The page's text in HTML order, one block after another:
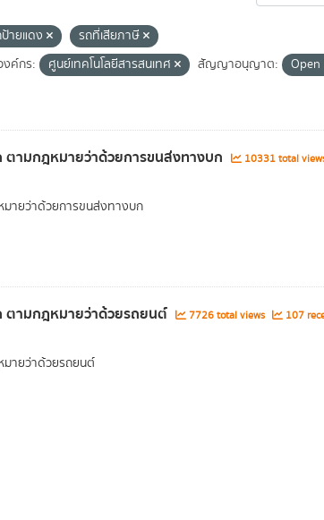
ายแดง
รถที่เสียภาษี
งค์กร: ศูนย์เทคโนโลยีสารสนเทศ สัญญาอนุญาต: Open
ตามกฎหมายว่าด้วยการขนส่งทางบก 10331 total
มายว่าด้วยการขนส่งทางบก
ตามกฎหมายว่าด้วยรถยนต์ 7726 total views 107
มายว่าด้วยรถยนต์